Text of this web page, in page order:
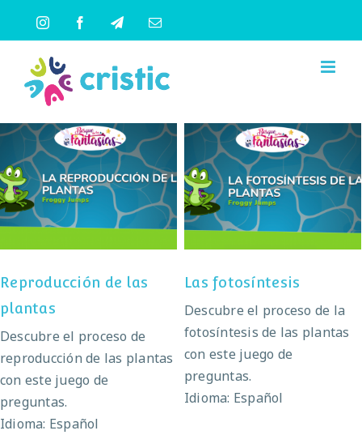
contenido
InstagramFacebookTelegramCorreo
Reproducción de las
plantas
Reproducción de las
plantas
Descubre el proceso de
reproducción de las plantas
con este juego de
preguntas.
Idioma: Español
Las fotosíntesis
Las fotosíntesis
Descubre el proceso de la
fotosíntesis de las plantas
con este juego de
preguntas.
Idioma: Español